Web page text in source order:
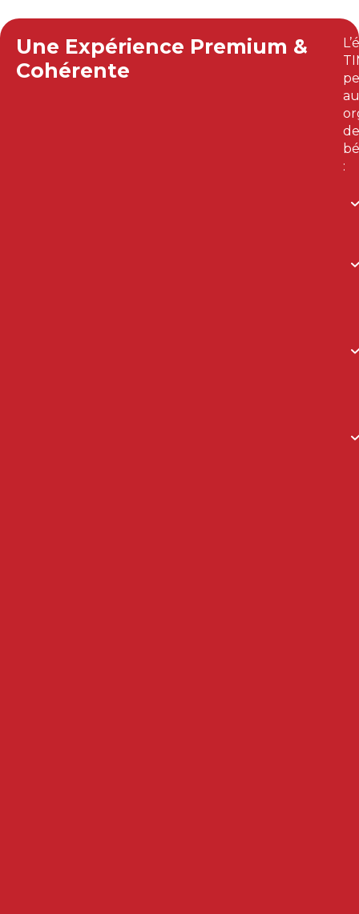
Une Expérience Premium &
Cohérente
de
: